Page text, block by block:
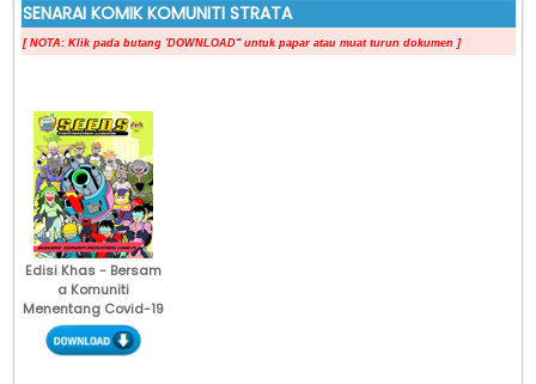
SENARAI KOMIK KOMUNITI STRATA
[ NOTA: Klik pada butang 'DOWNLOAD" untuk papar atau muat turun dokumen ]
Edisi Khas - Bersam
a Komuniti
Menentang Covid-19